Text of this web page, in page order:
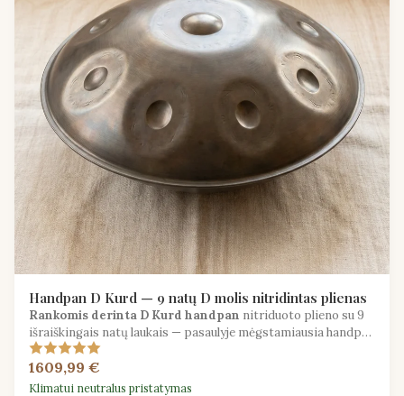
Handpan D Kurd — 9 natų D molis nitridintas plienas
Rankomis derinta D Kurd handpan nitriduoto plieno su 9
išraiškingais natų laukais — pasaulyje mėgstamiausia handpan
skalė.
1609,99 €
Klimatui neutralus pristatymas